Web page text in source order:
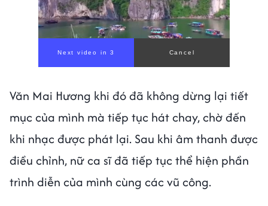
Văn Mai Hương khi đó đã không dừng lại tiết
mục của mình mà tiếp tục hát chay, chờ đến
khi nhạc được phát lại. Sau khi âm thanh được
điều chỉnh, nữ ca sĩ đã tiếp tục thể hiện phần
trình diễn của mình cùng các vũ công.